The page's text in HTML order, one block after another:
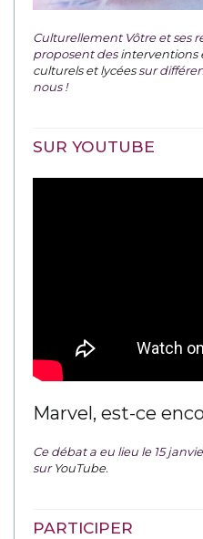
Culturellement Vôtre et ses
proposent desinterventions
culturels et lycéessur
nous !
SUR YOUTUBE
Marvel, est-ce
Ce débat a eu lieu le 15
surYouTube.
PARTICIPER